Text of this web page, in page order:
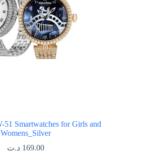
51 Smartwatches for Girls and
Womens_Silver
169.00 د.ت